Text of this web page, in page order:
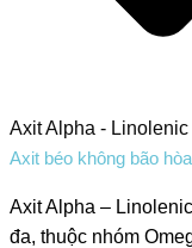
Axit Alpha - Linolenic
Axit béo không bão
Axit Alpha –
đa, thuộc nhóm